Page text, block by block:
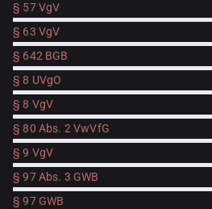
§ 57 VgV
§ 63 VgV
§ 642 BGB
§ 8 UVgO
§ 8 VgV
§ 80 Abs. 2 VwVfG
§ 9 VgV
§ 97 Abs. 3 GWB
§ 97 GWB